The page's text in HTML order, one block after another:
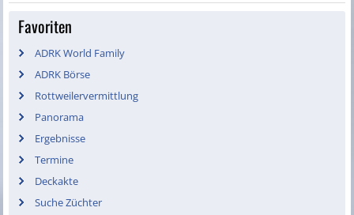
Favoriten
ADRK World Family
ADRK Börse
Rottweilervermittlung
Panorama
Ergebnisse
Termine
Deckakte
Suche Züchter